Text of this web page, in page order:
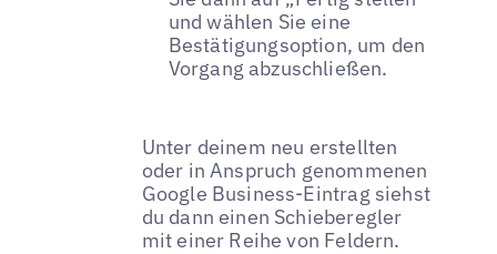
und wählen Sie eine
Bestätigungsoption, um den
Vorgang abzuschließen.
Unter deinem neu erstellten
oder in Anspruch genommenen
Google Business-Eintrag siehst
du dann einen Schieberegler
mit einer Reihe von Feldern.